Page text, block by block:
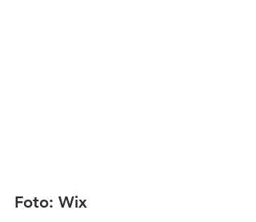
Foto: Wix